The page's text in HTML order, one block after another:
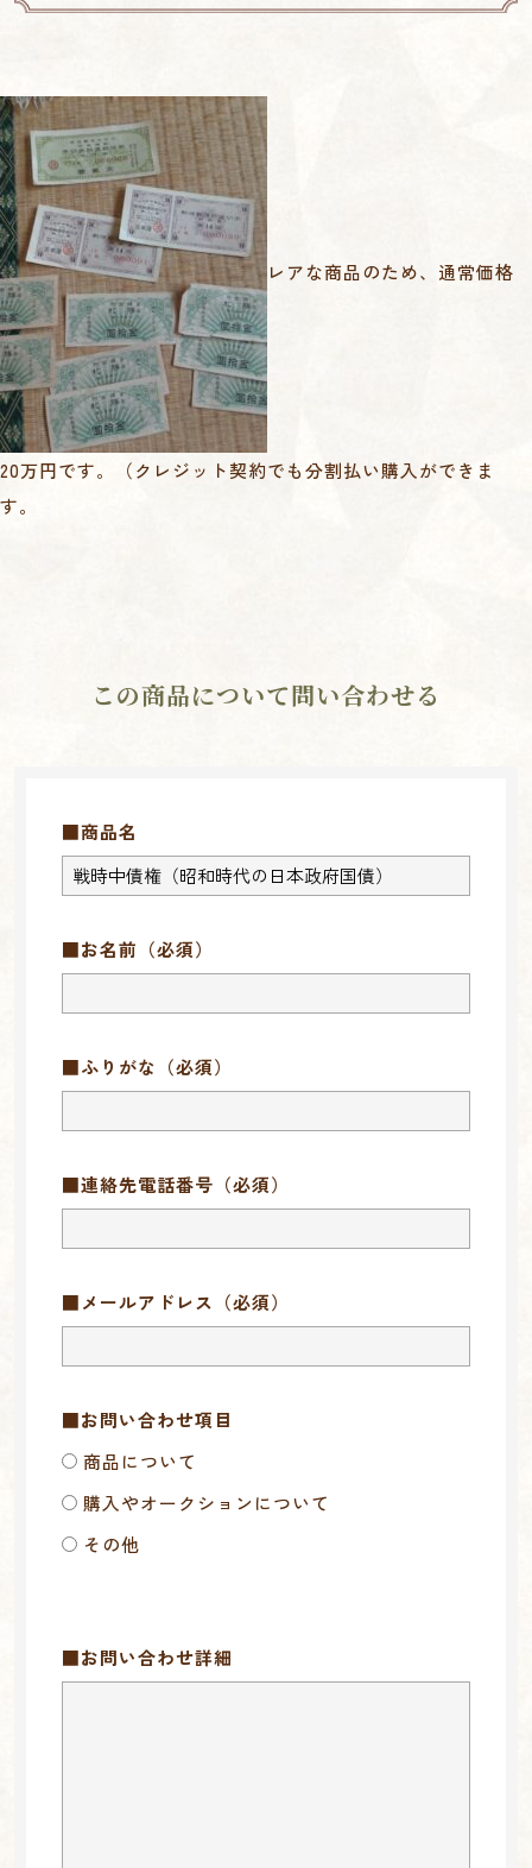
レアな商品のため、通常価格
20万円です。（クレジット契約でも分割払い購入ができま
す。
この商品について問い合わせる
■商品名
■お名前 （必須）
■ふりがな （必須）
■連絡先電話番号 （必須）
■メールアドレス （必須）
■お問い合わせ項目
商品について
購入やオークションについて
その他
■お問い合わせ詳細